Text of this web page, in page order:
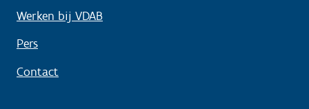
Werken bij VDAB
Pers
Contact